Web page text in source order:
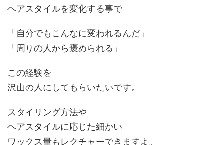
ヘアスタイルを変化する事で
「自分でもこんなに変われるんだ」
「周りの人から褒められる」
この経験を
沢山の人にしてもらいたいです。
スタイリング方法や
ヘアスタイルに応じた細かい
ワックス量もレクチャーできますよ。